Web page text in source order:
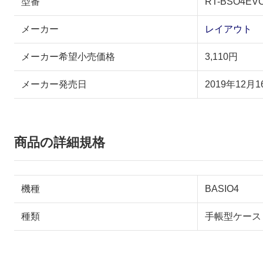
メーカー レイアウト
メーカー希望小売価格 3,110円
メーカー発売日 2019年12月
商品の詳細規格
機種 BASIO4
種類 手帳型ケース